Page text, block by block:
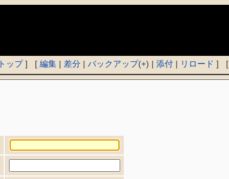
トップ] [編集 | 差分 |バックアップ(+) |添付 | リロード ] [